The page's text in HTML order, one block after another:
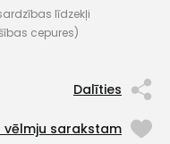
līdzekļi
cepures)
Dalīties
vēlmju sarakstam